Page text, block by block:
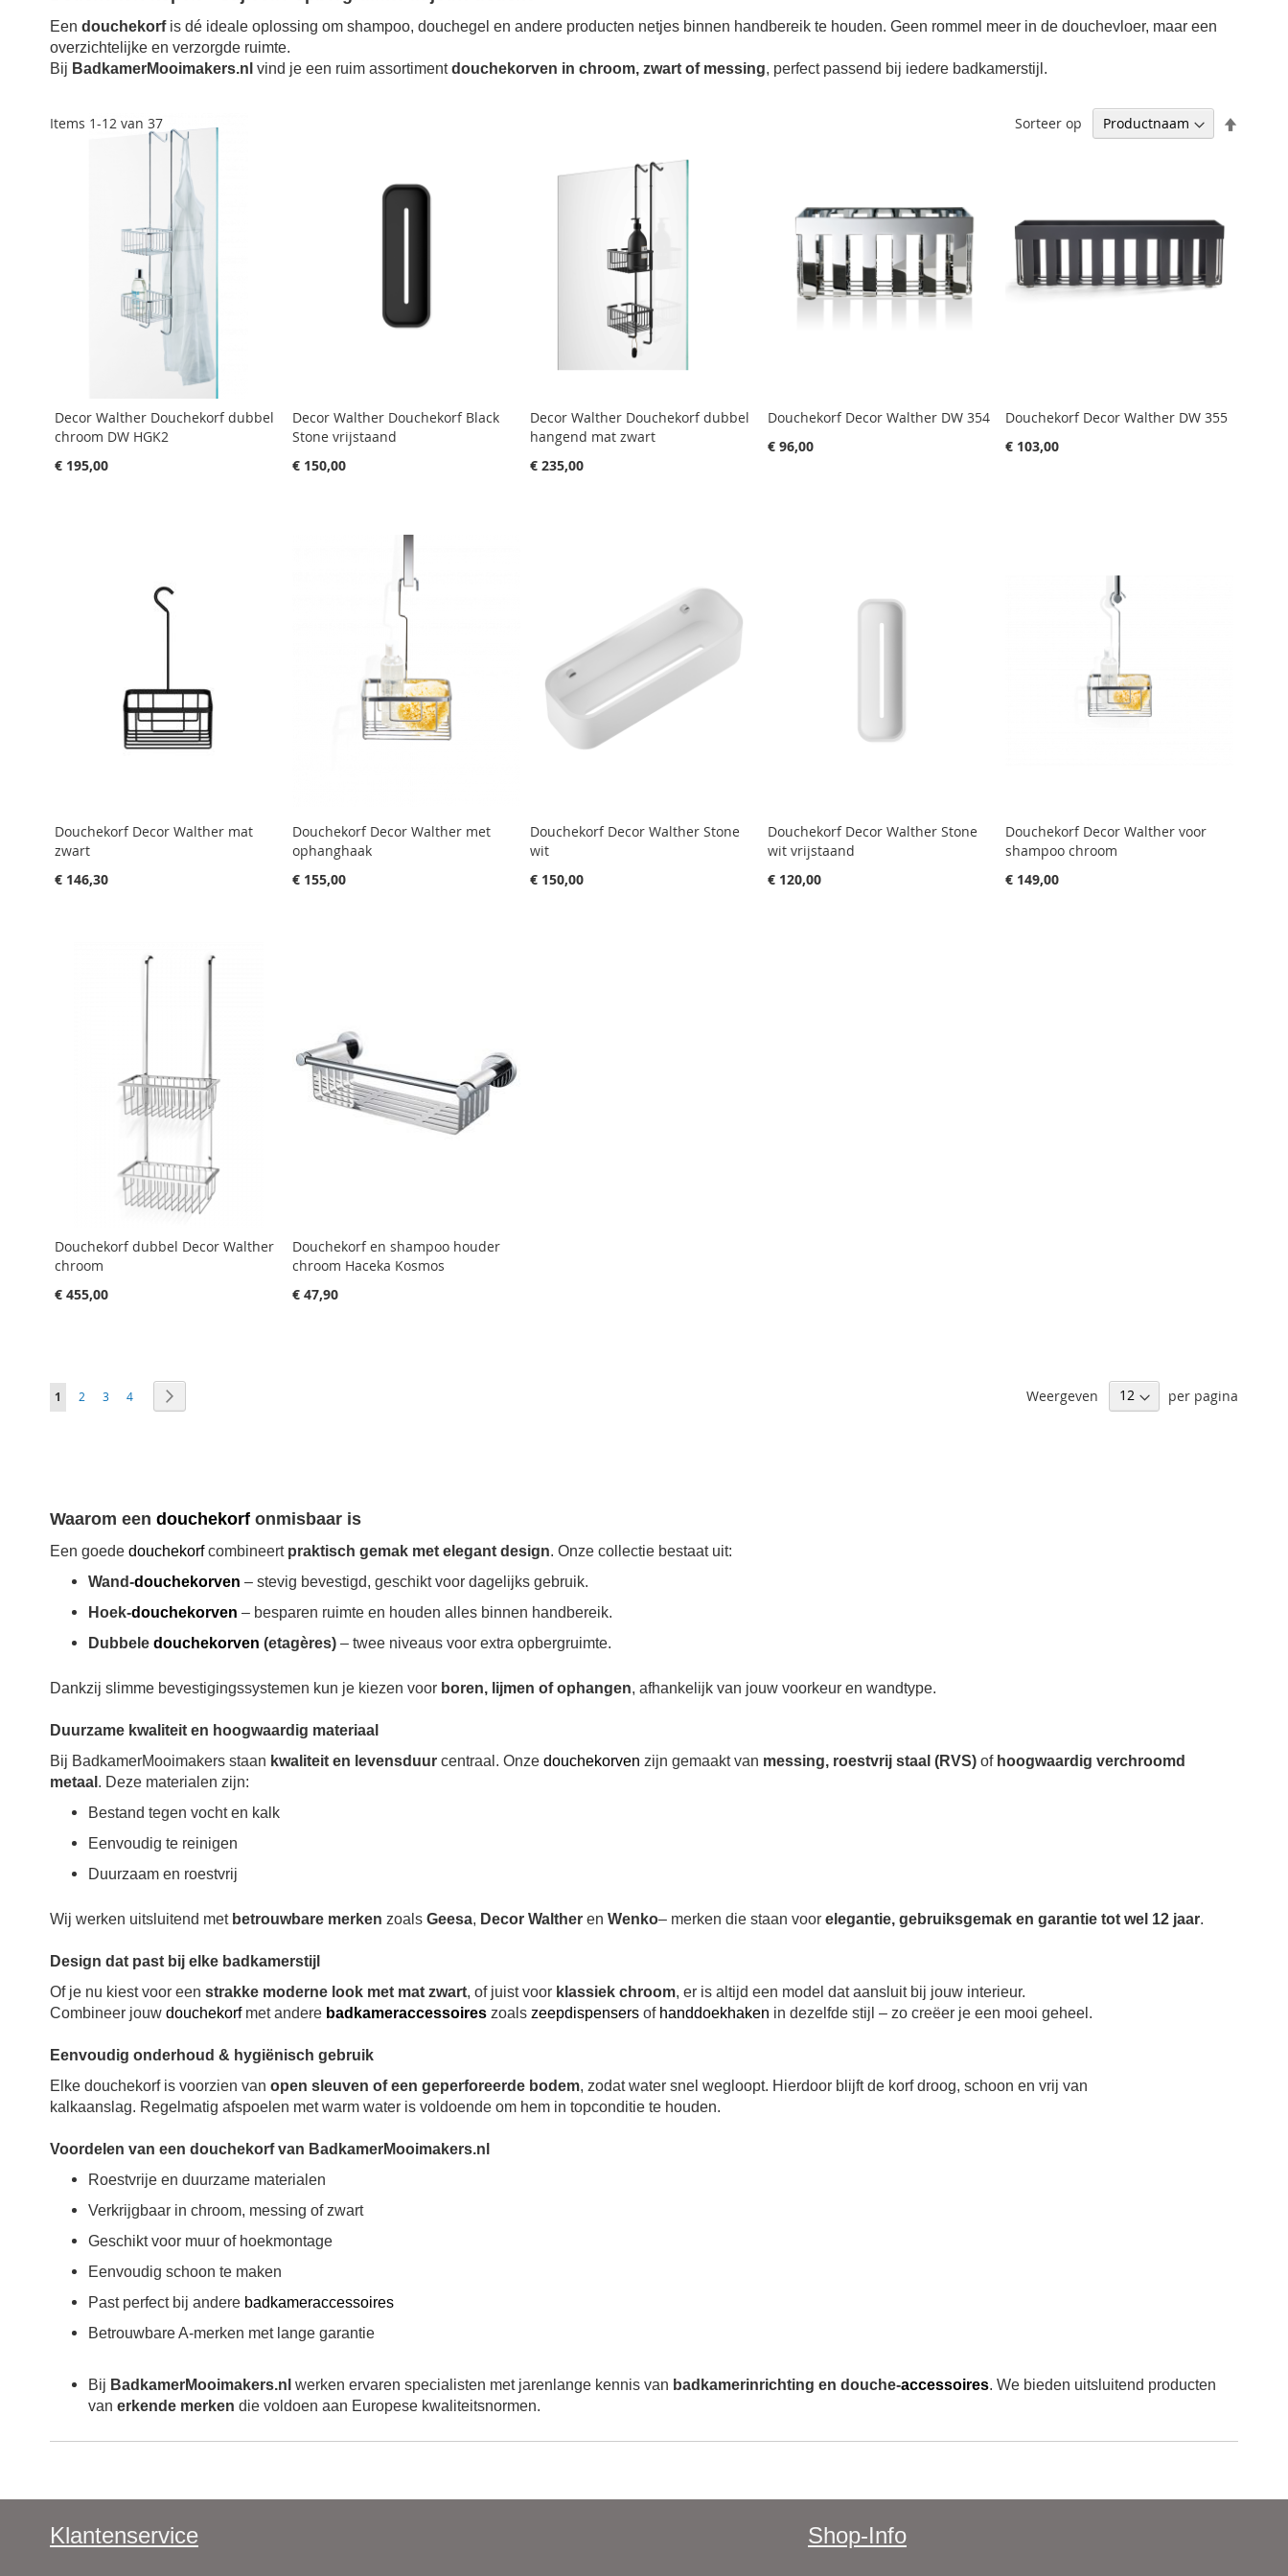
Een douchekorfis dé ideale oplossing om shampoo, douchegel en andere producten netjes binnen handbereik te houden. Geen rommel meer in de douchevloer, maar een
overzichtelijke en verzorgde ruimte.
Bij BadkamerMooimakers.nl vind je een ruim assortimentdouchekorven in chroom, zwart of messing, perfect passend bij iedere badkamerstijl.
Items 1-12 van 37 Sorteer op
Decor Walther Douchekorf dubbel
chroom DW HGK2
€ 195,00
Decor Walther Douchekorf Black
Stone vrijstaand
€ 150,00
Decor Walther Douchekorf dubbel
hangend mat zwart
€ 235,00
Douchekorf Decor Walther DW 354
€ 96,00
Douchekorf Decor Walther DW 355
€ 103,00
Douchekorf Decor Walther mat
zwart
€ 146,30
Douchekorf Decor Walther met
ophanghaak
€ 155,00
Douchekorf Decor Walther Stone
wit
€ 150,00
Douchekorf Decor Walther Stone
wit vrijstaand
€ 120,00
Douchekorf Decor Walther voor
shampoo chroom
€ 149,00
Douchekorf dubbel Decor Walther
chroom
€ 455,00
Douchekorf en shampoo houder
chroom Haceka Kosmos
€ 47,90
Pagina
Je leest momenteel pagina
1 Pagina
2 Pagina
3 Pagina
4 Weergeven per pagina
Waarom een douchekorf onmisbaar is
Een goede douchekorfcombineert praktisch gemak met elegant design. Onze collectie bestaat uit:
Wand-douchekorven – stevig bevestigd, geschikt voor dagelijks gebruik.
Hoek-douchekorven – besparen ruimte en houden alles binnen handbereik.
Dubbele douchekorven (etagères) – twee niveaus voor extra opbergruimte.
Dankzij slimme bevestigingssystemen kun je kiezen voor boren, lijmen of ophangen, afhankelijk van jouw voorkeur en wandtype.
Duurzame kwaliteit en hoogwaardig materiaal
Bij BadkamerMooimakers staan kwaliteit en levensduur centraal. Onze douchekorven zijn gemaakt van messing, roestvrij staal (RVS) of hoogwaardig verchroomd
metaal . Deze materialen zijn:
Bestand tegen vocht en kalk
Eenvoudig te reinigen
Duurzaam en roestvrij
Wij werken uitsluitend met betrouwbare merken zoals Geesa, Decor Walther en Wenko– merken die staan voor elegantie, gebruiksgemak en garantie tot wel 12 jaar.
Design dat past bij elke badkamerstijl
Of je nu kiest voor een strakke moderne look met mat zwart, of juist voor klassiek chroom, er is altijd een model dat aansluit bij jouw interieur.
Combineer jouw douchekorfmet andere badkameraccessoires zoals zeepdispensers of handdoekhaken in dezelfde stijl – zo creëer je een mooi geheel.
Eenvoudig onderhoud & hygiënisch gebruik
Elke douchekorf is voorzien van open sleuven of een geperforeerde bodem, zodat water snel wegloopt. Hierdoor blijft de korf droog, schoon en vrij van
kalkaanslag. Regelmatig afspoelen met warm water is voldoende om hem in topconditie te houden.
Voordelen van een douchekorf van BadkamerMooimakers.nl
Roestvrije en duurzame materialen
Verkrijgbaar in chroom, messing of zwart
Geschikt voor muur of hoekmontage
Eenvoudig schoon te maken
Past perfect bij andere badkameraccessoires
Betrouwbare A-merken met lange garantie
Bij BadkamerMooimakers.nl werken ervaren specialisten met jarenlange kennis van badkamerinrichting en douche-accessoires. We bieden uitsluitend producten
van erkende merken die voldoen aan Europese kwaliteitsnormen.
Klantenservice Shop-Info